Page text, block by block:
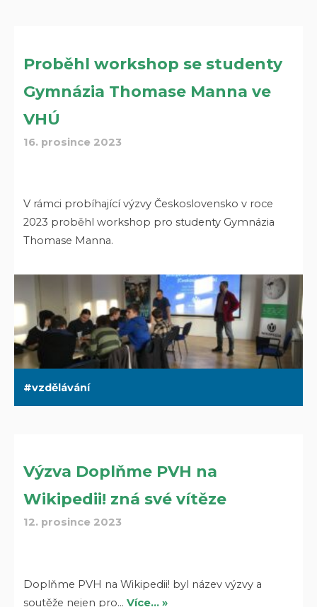
Proběhl workshop se studenty
Gymnázia Thomase Manna ve
VHÚ
16. prosince 2023
V rámci probíhající výzvy Československo v roce
2023 proběhl workshop pro studenty Gymnázia
Thomase Manna.
vzdělávání
Výzva Doplňme PVH na
Wikipedii! zná své vítěze
12. prosince 2023
Doplňme PVH na Wikipedii! byl název výzvy a
soutěže nejen pro…Více… »